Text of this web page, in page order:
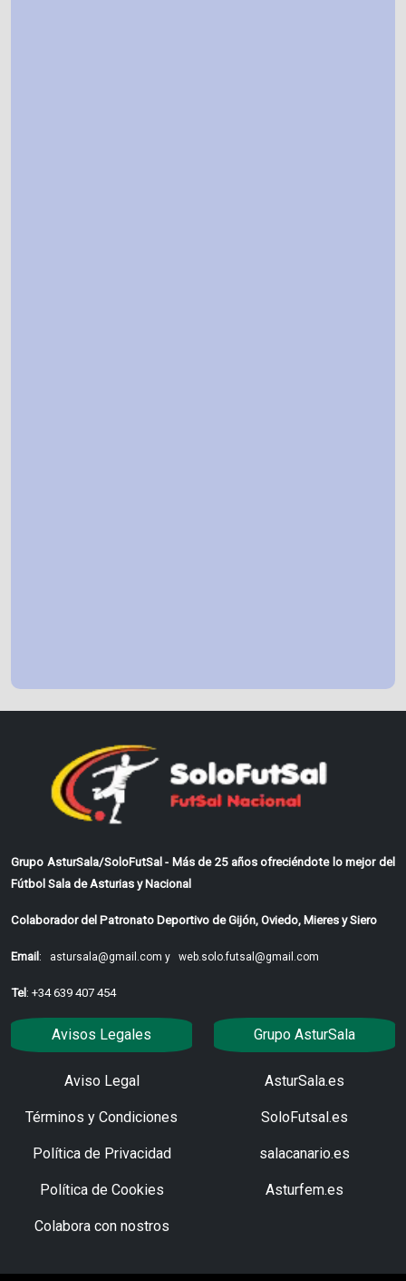
Grupo AsturSala/SoloFutSal - Más de 25 años ofreciéndote lo mejor del
Fútbol Sala de Asturias y Nacional
Colaborador del Patronato Deportivo de Gijón, Oviedo, Mieres y Siero
Email: astursala@gmail.com y web.solo.futsal@gmail.com
Tel: +34 639 407 454
Avisos Legales
Aviso Legal
Términos y Condiciones
Política de Privacidad
Política de Cookies
Colabora con nostros
Grupo AsturSala
AsturSala.es
SoloFutsal.es
salacanario.es
Asturfem.es